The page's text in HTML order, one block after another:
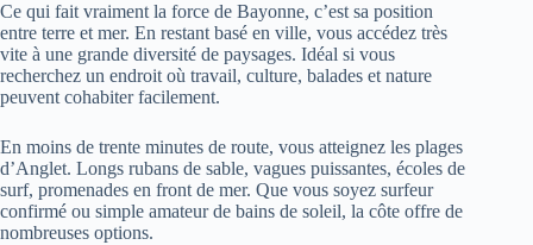
Ce qui fait vraiment la force de Bayonne, c’est sa position
entre terre et mer. En restant basé en ville, vous accédez très
vite à une grande diversité de paysages. Idéal si vous
recherchez un endroit où travail, culture, balades et nature
peuvent cohabiter facilement.
En moins de trente minutes de route, vous atteignez les plages
d’Anglet. Longs rubans de sable, vagues puissantes, écoles de
surf, promenades en front de mer. Que vous soyez surfeur
confirmé ou simple amateur de bains de soleil, la côte offre de
nombreuses options.